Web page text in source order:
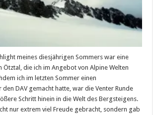
meines diesjährigen Sommers war eine
Ötztal, die ich im Angebot von Alpine Welten
ich im letzten Sommer einen
DAV gemacht hatte, war die Venter Runde
Schritt hinein in die Welt des Bergsteigens.
nur extrem viel Freude gebracht, sondern gab